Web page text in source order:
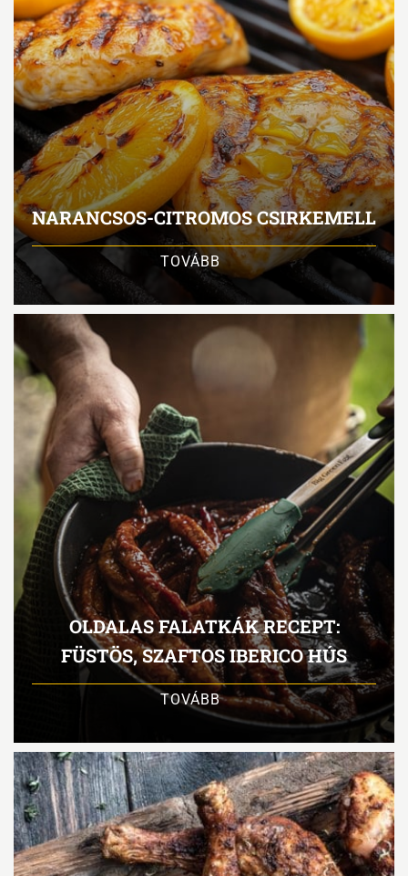
NARANCSOS-CITROMOS CSIRKEMELL
TOVÁBB
OLDALAS FALATKÁK RECEPT:
FÜSTÖS, SZAFTOS IBERICO HÚS
TOVÁBB